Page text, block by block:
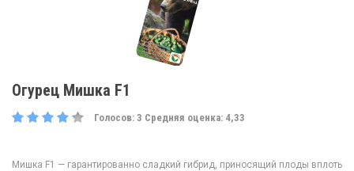
Огурец Мишка F1
Голосов: 3 Средняя оценка: 4,33
Мишка F1 — гарантированно сладкий гибрид, приносящий плоды вплоть